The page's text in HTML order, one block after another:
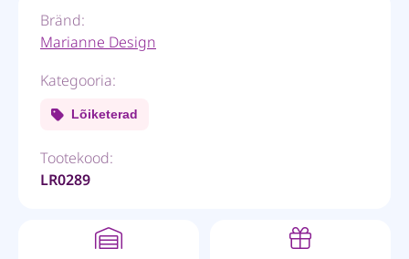
Bränd:
Marianne Design
Kategooria:
Lõiketerad
Tootekood:
LR0289